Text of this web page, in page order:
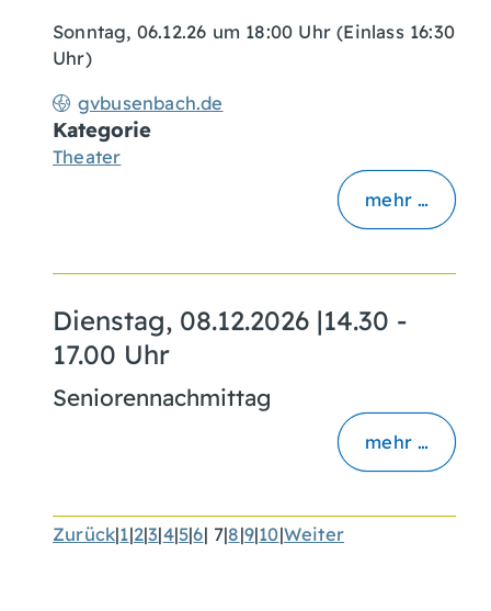
gvbusenbach.de
Sonntag, 06.12.26 um 18:00 Uhr (Einlass 16:30
Uhr)
Kategorie
Theater
mehr …
Dienstag, 08.12.2026 |14.30 -
17.00 Uhr
Seniorennachmittag
mehr …
Zurück|1|2|3|4|5|6| 7|8|9|10|Weiter